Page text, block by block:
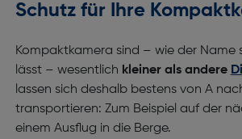
Schutz für Ihre
Kompaktkamera sind – wie der Name
lässt – wesentlich kleiner als andere
lassen sich deshalb bestens von A
transportieren: Zum Beispiel auf der
einem Ausflug in die Berge.